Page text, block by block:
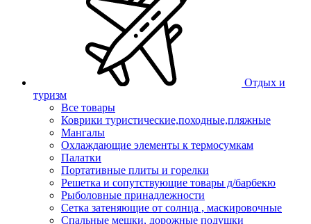
Отдых и
туризм
Все товары
Коврики туристические,походные,пляжные
Мангалы
Охлаждающие элементы к термосумкам
Палатки
Портативные плиты и горелки
Решетка и сопутствующие товары д/барбекю
Рыболовные принадлежности
Сетка затеняющие от солнца , маскировочные
Спальные мешки, дорожные подушки